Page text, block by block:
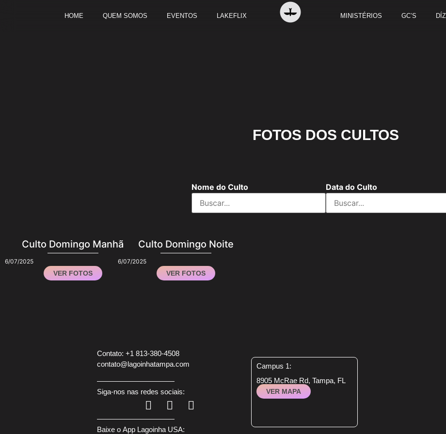
HOME QUEM SOMOS EVENTOS LAKEFLIX MINISTÉRIOS GC’S
FOTOS DOS CULTOS
Nome do Culto Data do Culto
Culto Domingo Manhã
6/07/2025
VER FOTOS
Culto Domingo Noite
6/07/2025
VER FOTOS
Contato: +1 813-380-4508
contato@lagoinhatampa.com
Siga-nos nas redes sociais:
Baixe o App Lagoinha USA:
Campus 1:
8905 McRae Rd, Tampa, FL
VER MAPA